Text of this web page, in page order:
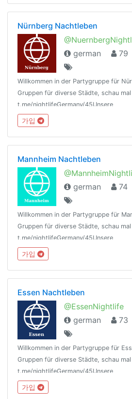
Nürnberg Nachtleben
german
79
Willkommen in der Partygruppe für
Gruppen für diverse Städte, schau
t.me/nightlifeGermany/45Unsere
Regeln:t.me/nightlifeGermany/
Gruppe:https://t.me/
가입
Mannheim Nachtleben
german
74
Willkommen in der Partygruppe für
Gruppen für diverse Städte, schau
t.me/nightlifeGermany/45Unsere
Regeln:t.me/nightlifeGermany/
Gruppe:https://t.me/
가입
Essen Nachtleben
@EssenNightlife
german
73
Willkommen in der Partygruppe für
Gruppen für diverse Städte, schau
t.me/nightlifeGermany/45Unsere
Regeln:t.me/nightlifeGermany/
Gruppe:https://t.me/
가입